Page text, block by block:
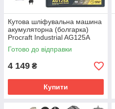
Кутова шліфувальна машина
акумуляторна (болгарка)
Procraft Industrial AG125A
Сумка
Готово до відправки
4 149 ₴
Купити